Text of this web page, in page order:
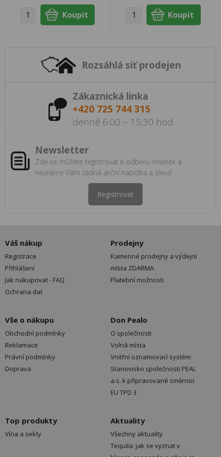
Rozsáhlá síť prodejen
Zákaznická linka
+420 725 744 315
denně 6:00 – 15:30 hod
Newsletter
Zde se můžete registrovat k odběru novinek a
neunikne Vám žádná akční nabídka a sleva!
Registrovat
Váš nákup
Registrace
Přihlášení
Jak nakupovat - FAQ
Ochrana dat
Prodejny
Kamenné prodejny a výdejní
místa ZDARMA
Platební možnosti
Vše o nákupu
Obchodní podmínky
Reklamace
Právní podmínky
Doprava
Don Pealo
O společnosti
Volná místa
Vnitřní oznamovací systém
Stanovisko společnosti PEAL
a.s. k připravované směrnici
EU TPD 3
Top produkty
Vína a sekty
Aktuality
Všechny aktuality
Tequila: jak se vyznat v